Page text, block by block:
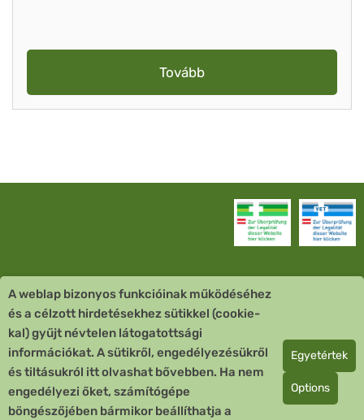
Tovább
Vevőszolgálat
Quick Links
Fizetési mód
A weblap bizonyos funkcióinak működéséhez
és a célzott hirdetésekhez sütikkel (cookie-
kal) gyűjt névtelen látogatottsági
információkat. A sütikről, engedélyezésükről
és tiltásukról itt olvashat bővebben. Ha nem
engedélyezi őket, számítógépe
böngészőjében bármikor beállíthatja a
Egyetértek
Options